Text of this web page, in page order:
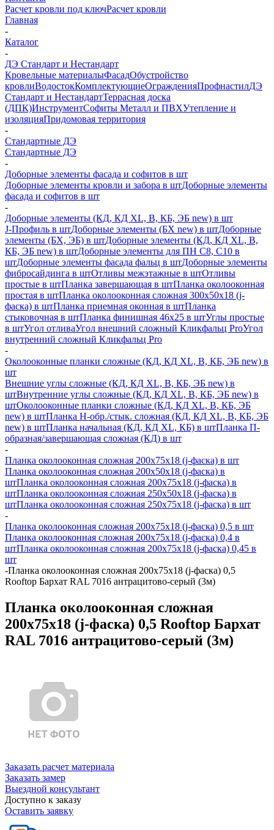
Расчет кровли под ключРасчет кровли
Главная
-
Каталог
-
ДЭ Стандарт и Нестандарт
Кровельные материалыФасадОбустройство
кровлиВодостокКомплектующиеОгражденияПрофнастилДЭ
Стандарт и НестандартТеррасная доска
(ДПК)ИнструментСофиты Металл и ПВХУтепление и
изоляцияПридомовая территория
-
Стандартные ДЭ
Стандартные ДЭ
-
Доборные элементы фасада и софитов в шт
Доборные элементы кровли и забора в штДоборные элементы
фасада и софитов в шт
-
Доборные элементы (КД, КД XL, В, КБ, ЭБ new) в шт
J-Профиль в штДоборные элементы (БХ new) в штДоборные
элементы (БХ, ЭБ) в штДоборные элементы (КД, КД XL, В,
КБ, ЭБ new) в штДоборные элементы для ПН С8, С10 в
штДоборные элементы фасада фальц в штДоборные элементы
фибросайдинга в штОтливы межэтажные в штОтливы
простые в штПланка завершающая в штПланка околооконная
простая в штПланка околооконная сложная 300х50х18 (j-
фаска) в штПланка приемная оконная в штПланка
стыковочная в штПланка финишная 46х25 в штУглы простые
в штУгол отливаУгол внешний сложный Кликфальц ProУгол
внутренний сложный Кликфальц Pro
-
Околооконные планки сложные (КД, КД XL, В, КБ, ЭБ new) в
шт
Внешние углы сложные (КД, КД XL, В, КБ, ЭБ new) в
штВнутренние углы сложные (КД, КД XL, В, КБ, ЭБ new) в
штОколооконные планки сложные (КД, КД XL, В, КБ, ЭБ
new) в штПланка H-обр./стык. сложная (КД, КД XL, В, КБ, ЭБ
new) в штПланка начальная (КД, КД XL, КБ) в штПланка П-
образная/завершающая сложная (КД) в шт
-
Планка околооконная сложная 200х75х18 (j-фаска) в шт
Планка околооконная сложная 200х50х18 (j-фаска) в
штПланка околооконная сложная 200х75х18 (j-фаска) в
штПланка околооконная сложная 250х50х18 (j-фаска) в
штПланка околооконная сложная 250х75х18 (j-фаска) в шт
-
Планка околооконная сложная 200х75х18 (j-фаска) 0,5 в шт
Планка околооконная сложная 200х75х18 (j-фаска) 0,4 в
штПланка околооконная сложная 200х75х18 (j-фаска) 0,45 в
шт
-Планка околооконная сложная 200х75х18 (j-фаска) 0,5
Rooftop Бархат RAL 7016 антрацитово-серый (3м)
Планка околооконная сложная
200х75х18 (j-фаска) 0,5 Rooftop Бархат
RAL 7016 антрацитово-серый (3м)
Заказать расчет материала
Заказать замер
Выездной консультант
Доступно к заказу
Оставить заявку